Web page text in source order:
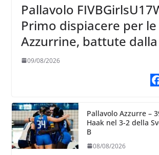
Pallavolo
Primo dispiacere per le
Azzurrine, battute
3-1
09/08/2026
Pallavolo Azzurre –
Haak nel 3-2 della
B
08/08/2026